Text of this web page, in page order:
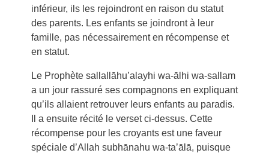
inférieur, ils les rejoindront en raison du statut
des parents. Les enfants se joindront à leur
famille, pas nécessairement en récompense et
en statut.
Le Prophète sallallāhu’alayhi wa-ālhi wa-sallam
a un jour rassuré ses compagnons en expliquant
qu’ils allaient retrouver leurs enfants au paradis.
Il a ensuite récité le verset ci-dessus. Cette
récompense pour les croyants est une faveur
spéciale d’Allah subhānahu wa-ta’ālā, puisque